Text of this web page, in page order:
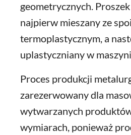
geometrycznych.
najpierw mieszany ze
termoplastycznym, a
uplastyczniany w
Proces produkcji
zarezerwowany dla
wytwarzanych
wymiarach, ponieważ